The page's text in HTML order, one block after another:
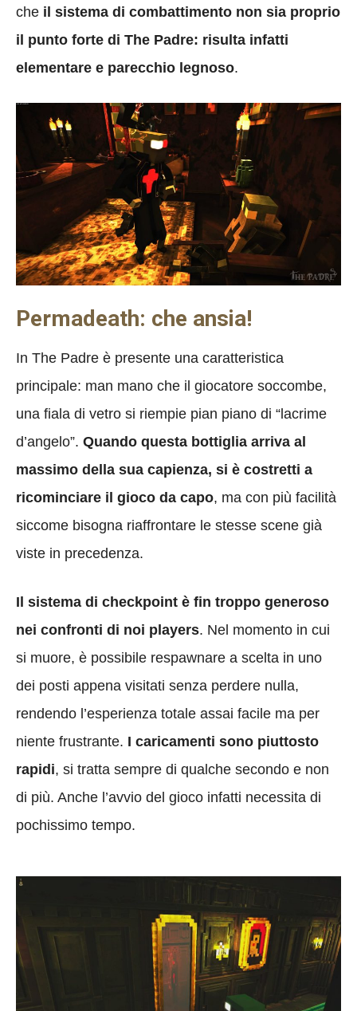
che il sistema di combattimento non sia proprio
il punto forte di The Padre: risulta infatti
elementare e parecchio legnoso.
Permadeath: che ansia!
In The Padre è presente una caratteristica
principale: man mano che il giocatore soccombe,
una fiala di vetro si riempie pian piano di “lacrime
d’angelo”. Quando questa bottiglia arriva al
massimo della sua capienza, si è costretti a
ricominciare il gioco da capo, ma con più facilità
siccome bisogna riaffrontare le stesse scene già
viste in precedenza.
Il sistema di checkpoint è fin troppo generoso
nei confronti di noi players. Nel momento in cui
si muore, è possibile respawnare a scelta in uno
dei posti appena visitati senza perdere nulla,
rendendo l’esperienza totale assai facile ma per
niente frustrante. I caricamenti sono piuttosto
rapidi, si tratta sempre di qualche secondo e non
di più. Anche l’avvio del gioco infatti necessita di
pochissimo tempo.